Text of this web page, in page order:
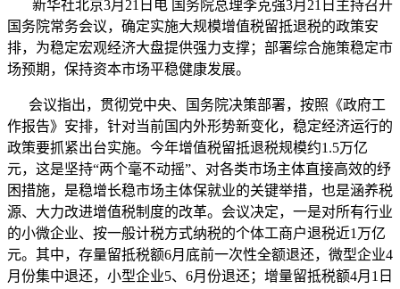
新华社北京3月21日电 国务院总理李克强3月21日主持召开
国务院常务会议，确定实施大规模增值税留抵退税的政策安
排，为稳定宏观经济大盘提供强力支撑；部署综合施策稳定市
场预期，保持资本市场平稳健康发展。
会议指出，贯彻党中央、国务院决策部署，按照《政府工
作报告》安排，针对当前国内外形势新变化，稳定经济运行的
政策要抓紧出台实施。今年增值税留抵退税规模约1.5万亿
元，这是坚持“两个毫不动摇”、对各类市场主体直接高效的纾
困措施，是稳增长稳市场主体保就业的关键举措，也是涵养税
源、大力改进增值税制度的改革。会议决定，一是对所有行业
的小微企业、按一般计税方式纳税的个体工商户退税近1万亿
元。其中，存量留抵税额6月底前一次性全额退还，微型企业4
月份集中退还，小型企业5、6月份退还；增量留抵税额4月1日